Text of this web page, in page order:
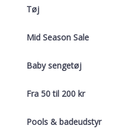
Tøj
Mid Season Sale
Baby sengetøj
Fra 50 til 200 kr
Pools & badeudstyr